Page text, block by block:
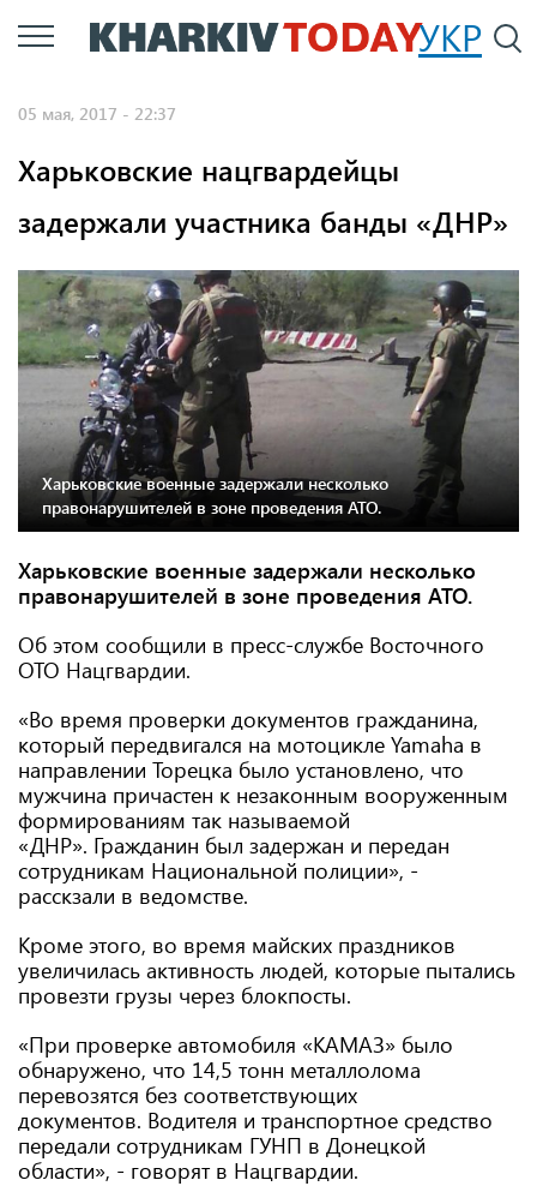
Перейти
к
УКР
05 мая, 2017 - 22:37
Харьковские нацгвардейцы
задержали участника банды «ДНР»
Харьковские военные задержали несколько
правонарушителей в зоне проведения АТО.
Харьковские военные задержали несколько
правонарушителей в зоне проведения АТО.
Об этом сообщили в пресс-службе Восточного
ОТО Нацгвардии.
«Во время проверки документов гражданина,
который передвигался на мотоцикле Yamaha в
направлении Торецка было установлено, что
мужчина причастен к незаконным вооруженным
формированиям так называемой
«ДНР». Гражданин был задержан и передан
сотрудникам Национальной полиции», -
расскзали в ведомстве.
Кроме этого, во время майских праздников
увеличилась активность людей, которые пытались
провезти грузы через блокпосты.
«При проверке автомобиля «КАМАЗ» было
обнаружено, что 14,5 тонн металлолома
перевозятся без соответствующих
документов. Водителя и транспортное средство
передали сотрудникам ГУНП в Донецкой
области», - говорят в Нацгвардии.